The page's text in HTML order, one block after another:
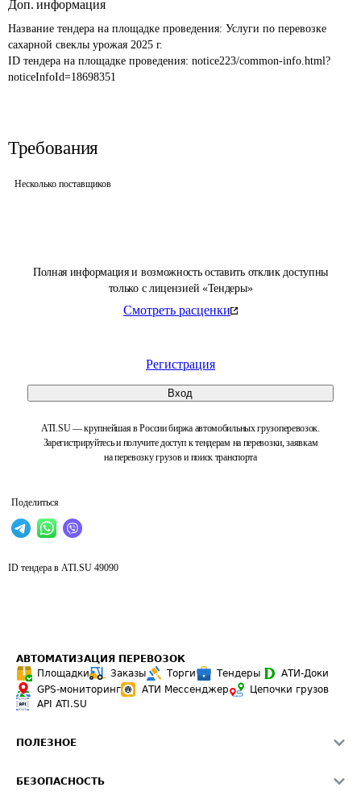
Полная информация и возможность оставить отклик доступны
только с лицензией «Тендеры»
Смотреть расценки
Регистрация
Вход
ATI.SU — крупнейшая в России биржа автомобильных грузоперевозок.
Зарегистрируйтесь и получите доступ к тендерам на перевозки, заявкам
на перевозку грузов и поиск транспорта
Поделиться
Доп. информация
Название тендера на площадке проведения: Услуги по перевозке
сахарной свеклы урожая 2025 г.
ID тендера на площадке проведения: notice223/common-info.html?
noticeInfoId=18698351
Требования
Несколько поставщиков
ID тендера в ATI.SU 49090
АВТОМАТИЗАЦИЯ ПЕРЕВОЗОК
Площадки
Заказы Торги Тендеры
АТИ-Доки
GPS-мониторинг
АТИ Мессенджер
Цепочки грузов
API ATI.SU
ПОЛЕЗНОЕ
БЕЗОПАСНОСТЬ